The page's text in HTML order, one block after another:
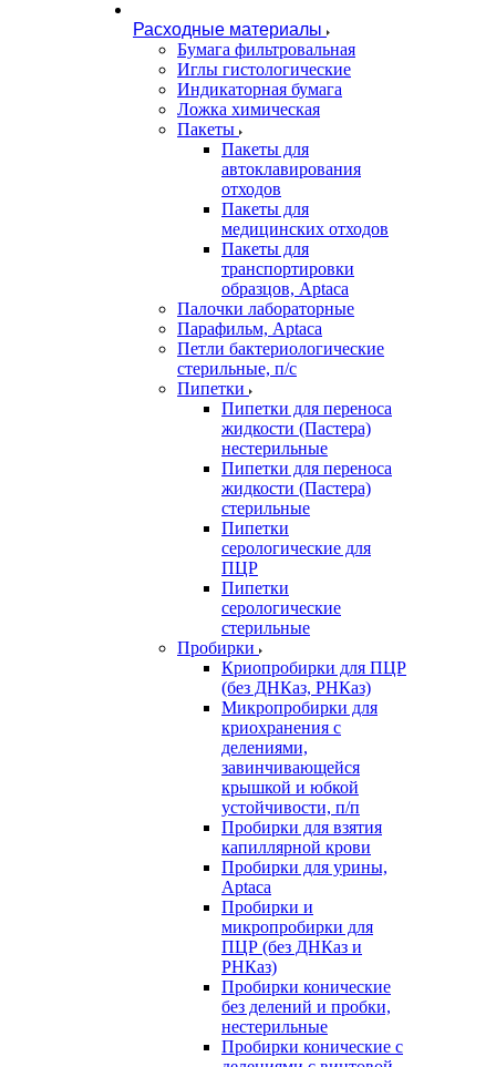
Расходные материалы
Бумага фильтровальная
Иглы гистологические
Индикаторная бумага
Ложка химическая
Пакеты
Пакеты для
автоклавирования
отходов
Пакеты для
медицинских отходов
Пакеты для
транспортировки
образцов, Aptaca
Палочки лабораторные
Парафильм, Aptaca
Петли бактериологические
стерильные, п/с
Пипетки
Пипетки для переноса
жидкости (Пастера)
нестерильные
Пипетки для переноса
жидкости (Пастера)
стерильные
Пипетки
серологические для
ПЦР
Пипетки
серологические
стерильные
Пробирки
Криопробирки для ПЦР
(без ДНКаз, РНКаз)
Микропробирки для
криохранения с
делениями,
завинчивающейся
крышкой и юбкой
устойчивости, п/п
Пробирки для взятия
капиллярной крови
Пробирки для урины,
Aptaca
Пробирки и
микропробирки для
ПЦР (без ДНКаз и
РНКаз)
Пробирки конические
без делений и пробки,
нестерильные
Пробирки конические с